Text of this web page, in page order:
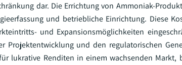
dar. Die Errichtung von Ammoniak-
und betriebliche Einrichtung. Diese
und Expansionsmöglichkeiten
und den regulatorischen
lukrative Renditen in einem wachsenden Markt,